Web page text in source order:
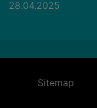
28.04.2025
Sitemap